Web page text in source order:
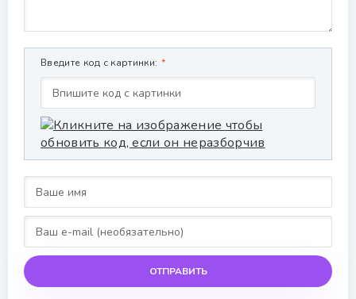
Введите код с картинки:
ОТПРАВИТЬ